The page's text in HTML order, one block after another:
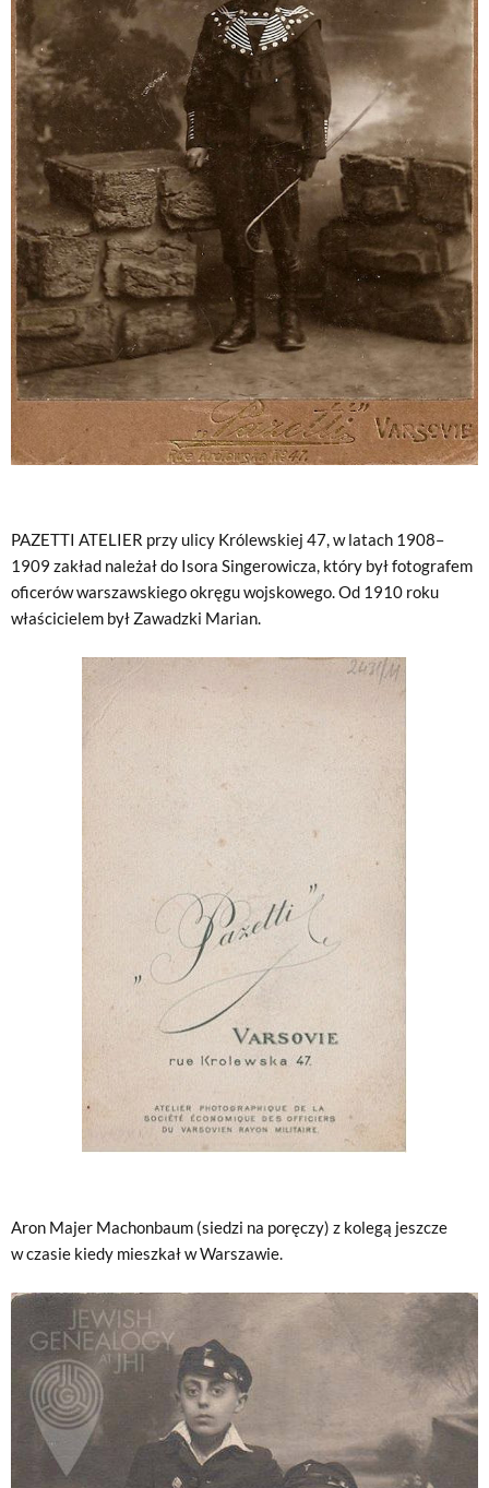
PAZETTI ATELIER przy ulicy Królewskiej 47, w latach 1908–
1909 zakład należał do Isora Singerowicza, który był fotografem
oficerów warszawskiego okręgu wojskowego. Od 1910 roku
właścicielem był Zawadzki Marian.
Aron Majer Machonbaum (siedzi na poręczy) z kolegą jeszcze
w czasie kiedy mieszkał w Warszawie.